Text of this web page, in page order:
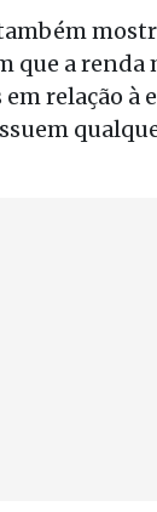
que a
relação à